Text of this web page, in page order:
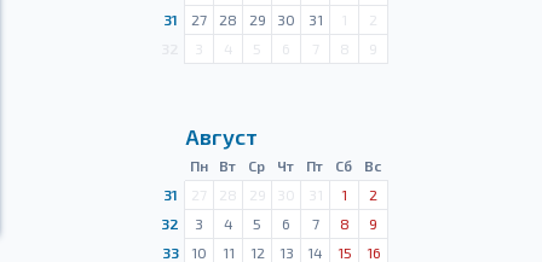
31
27 28 29 30 31 1
2
3 4 5 6 7 8 9
Август
Пн Вт Ср Чт Пт Сб
Вс
31
27 28 29 30 31 1
2
32
3 4 5 6 7 8
9
33
10 11 12 13 14 15
16